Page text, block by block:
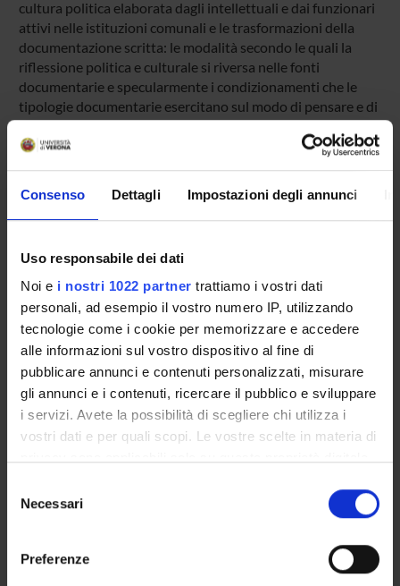
Consenso Dettagli Impostazioni degli annunci
Uso responsabile dei dati
Noi e i nostri 1022 partner trattiamo i vostri dati
personali, ad esempio il vostro numero IP, utilizzando
tecnologie come i cookie per memorizzare e accedere
alle informazioni sul vostro dispositivo al fine di
pubblicare annunci e contenuti personalizzati, misurare
gli annunci e i contenuti, ricercare il pubblico e sviluppare
i servizi. Avete la possibilità di scegliere chi utilizza i
vostri dati e per quali scopi. Le vostre scelte in materia di
modificare o revocare il proprio consenso in qualsiasi
momento dalla Dichiarazione sui cookie o facendo clic
delNecessari
Preferenze
cultura politica elaborata dagli intellettuali e dai funzionari
attivi nelle istituzioni comunali e le trasformazioni della
documentazione scritta: le modalità secondo le quali la
riflessione politica e culturale si riversa nelle fonti
documentarie e specularmente i condizionamenti che le
tipologie documentarie esercitano sul modo di pensare e di
praticare la politica. I comuni cittadini oggetto specifico
delle diverse ricerche sono Firenze; Genova; Mantova e
Asti, Vercelli, Novara, Torino, Bologna). Il progetto prevede
l'edizioni di testi inediti dei secoli XIII e XIV, la
e infine la preparazione di un "Atlante della
documentazione comunale italiana (on line e a stampa).
ENTI FINANZIATORI:
Ministero dell'Istruzione dell'Università e della Ricerca
Finanziamento:assegnato e gestito dal Dipartimento
Programma:COFIN - Progetti di Ricerca di Interesse
Nazionale
Gian Maria Varanini